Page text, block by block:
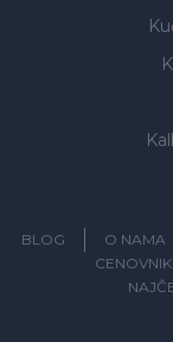
BLOG O NAMA
CENOVNIK